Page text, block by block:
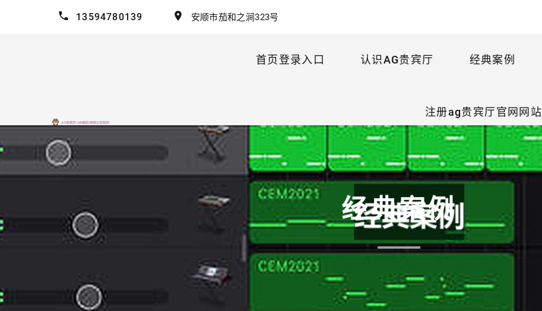
13594780139 安顺市茄和之涧323号
首页登录入口 认识AG贵宾厅 经典案例
注册ag贵宾厅官网网站
经典案例